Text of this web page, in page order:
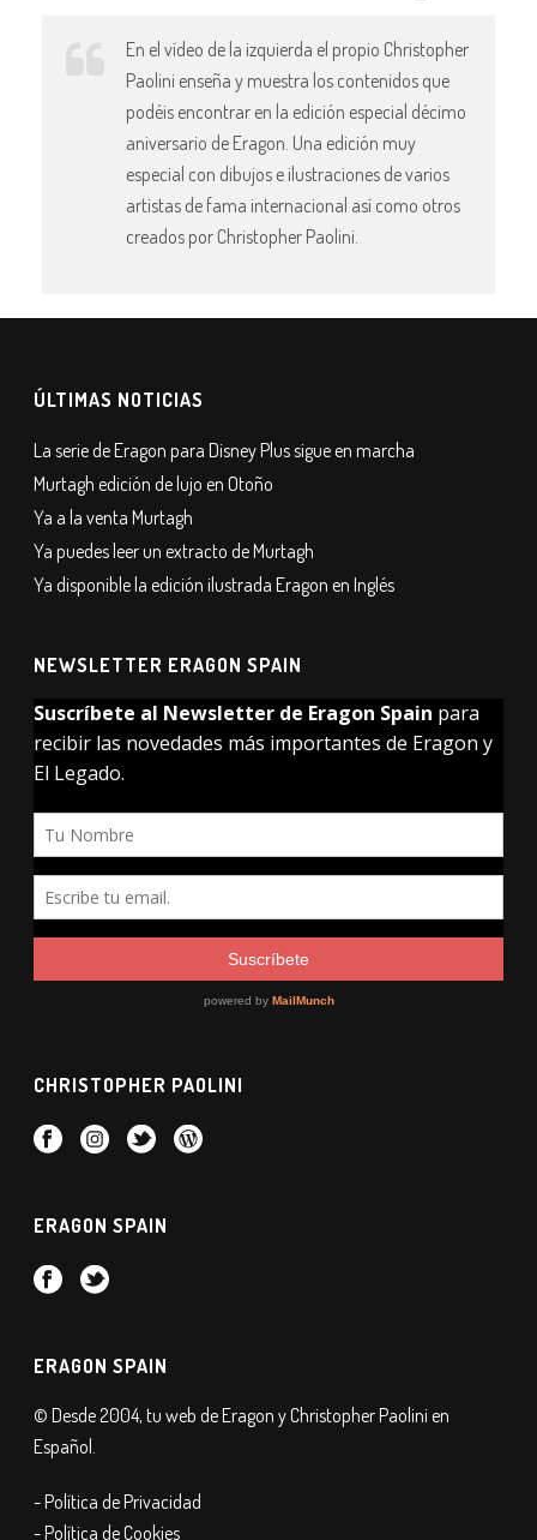
En el vídeo de la izquierda el propio Christopher
Paolini enseña y muestra los contenidos que
podéis encontrar en la edición especial décimo
aniversario de Eragon. Una edición muy
especial con dibujos e ilustraciones de varios
artistas de fama internacional así como otros
creados por Christopher Paolini.
ÚLTIMAS NOTICIAS
La serie de Eragon para Disney Plus sigue en marcha
Murtagh edición de lujo en Otoño
Ya a la venta Murtagh
Ya puedes leer un extracto de Murtagh
Ya disponible la edición ilustrada Eragon en Inglés
NEWSLETTER ERAGON SPAIN
CHRISTOPHER PAOLINI
ERAGON SPAIN
ERAGON SPAIN
© Desde 2004, tu web de Eragon y Christopher Paolini en
Español.
- Política de Privacidad
- Política de Cookies